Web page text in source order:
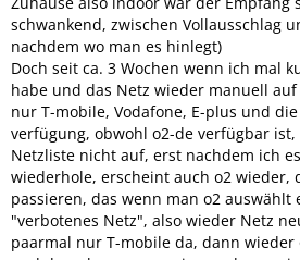
schwankend, zwischen Vollausschlag
nachdem wo man es hinlegt)
Doch seit ca. 3 Wochen wenn ich mal
habe und das Netz wieder manuell
nur T-mobile, Vodafone, E-plus und
verfügung, obwohl o2-de verfügbar
Netzliste nicht auf, erst nachdem ich
wiederhole, erscheint auch o2 wieder,
passieren, das wenn man o2 auswählt
"verbotenes Netz", also wieder Netz
paarmal nur T-mobile da, dann wieder